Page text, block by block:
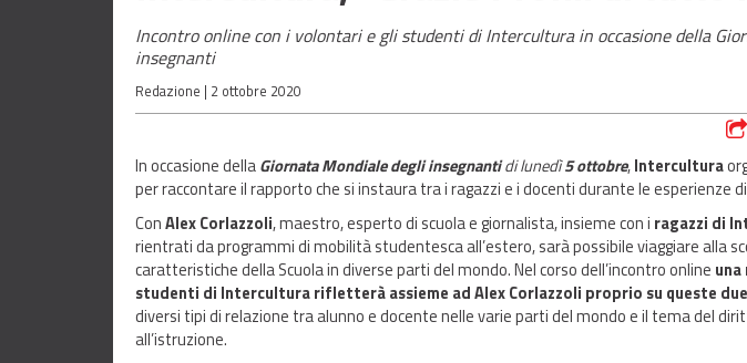
Incontro online con i volontari e gli studenti di Intercultura in occasione della
insegnanti
Redazione | 2 ottobre 2020
In occasione dellaGiornata Mondiale degli insegnantidi lunedì5 ottobre,Intercultura
per raccontare il rapporto che si instaura tra i ragazzi e i docenti durante le esperienze
ConAlex Corlazzoli, maestro, esperto di scuola e giornalista, insieme con i ragazzi di
rientrati da programmi di mobilità studentesca all’estero, sarà possibile viaggiare alla
caratteristiche della Scuola in diverse parti del mondo. Nel corso dell’incontro online
studenti di Intercultura rifletterà assieme ad Alex Corlazzoli proprio su queste
diversi tipi di relazione tra alunno e docente nelle varie parti del mondo e il tema del
all’istruzione.